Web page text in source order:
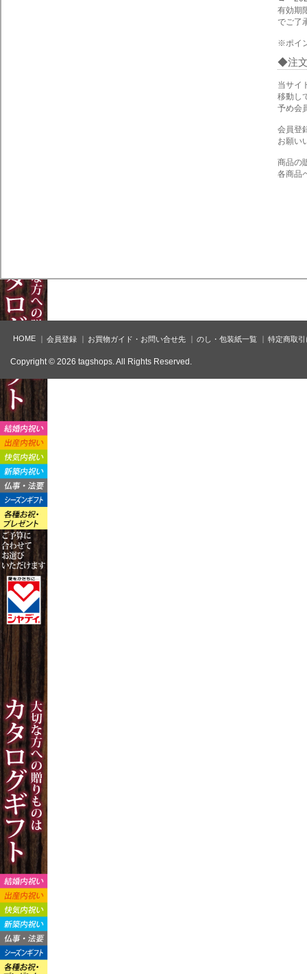
有効期
でご了
※ポイ
注
当サイ
移動し
予め会
会員登
お願い
商品の
各商品
HOME 会員登録 お買物ガイド・お問い合せ先 のし・包装紙一覧 特定商取
Copyright © 2026 tagshops. All Rights Reserved.